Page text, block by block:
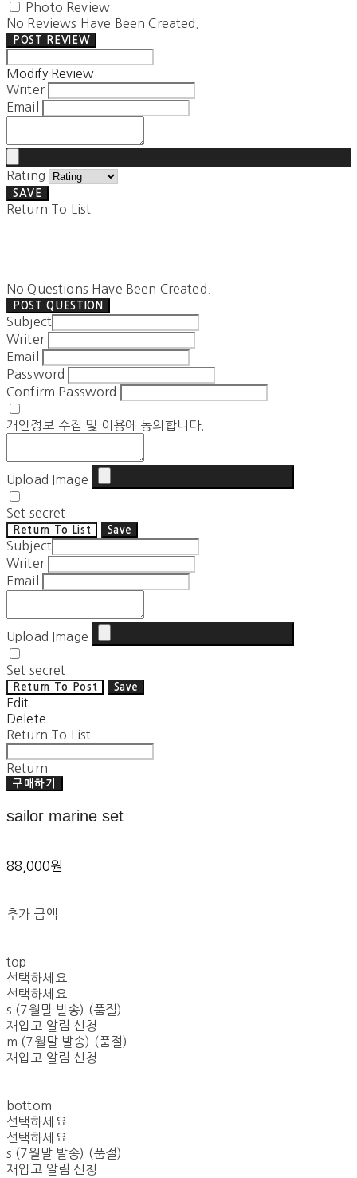
Photo Review
No Reviews Have Been Created.
POST REVIEW
Modify Review
Writer
Email
Rating
SAVE
Return To List
No Questions Have Been Created.
POST QUESTION
Subject
Writer
Email
Password
Confirm Password
개인정보 수집 및 이용에 동의합니다.
Upload Image
Set secret
Return To List Save
Subject
Writer
Email
Upload Image
Set secret
Return To Post Save
Edit
Delete
Return To List
Return
구매하기
sailor marine set
88,000원
추가 금액
top
선택하세요.
선택하세요.
s (7월말 발송) (품절)
재입고 알림 신청
m (7월말 발송) (품절)
재입고 알림 신청
bottom
선택하세요.
선택하세요.
s (7월말 발송) (품절)
재입고 알림 신청